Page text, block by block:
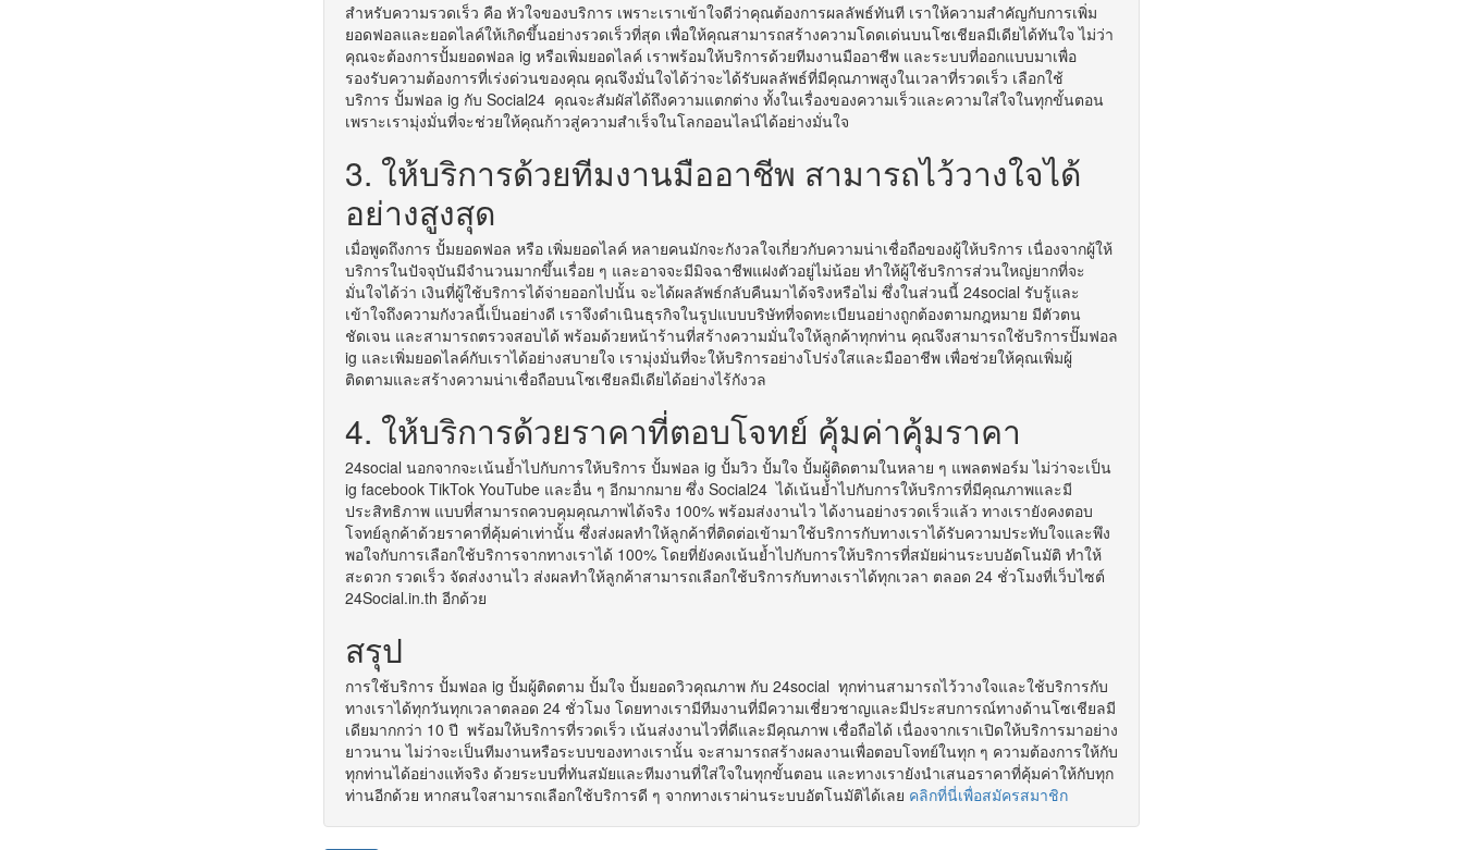
สำหรับความรวดเร็ว คือ หัวใจของบริการ เพราะเราเข้าใจดีว่าคุณต้องการผลลัพธ์ทันที เราให้ความสำคัญกับการเพิ่ม
ยอดฟอลและยอดไลค์ให้เกิดขึ้นอย่างรวดเร็วที่สุด เพื่อให้คุณสามารถสร้างความโดดเด่นบนโซเชียลมีเดียได้ทันใจ ไม่ว่า
คุณจะต้องการปั้มยอดฟอล ig หรือเพิ่มยอดไลค์ เราพร้อมให้บริการด้วยทีมงานมืออาชีพ และระบบที่ออกแบบมาเพื่อ
รองรับความต้องการที่เร่งด่วนของคุณ คุณจึงมั่นใจได้ว่าจะได้รับผลลัพธ์ที่มีคุณภาพสูงในเวลาที่รวดเร็ว เลือกใช้
บริการ ปั้มฟอล ig กับ Social24 คุณจะสัมผัสได้ถึงความแตกต่าง ทั้งในเรื่องของความเร็วและความใส่ใจในทุกขั้นตอน
เพราะเรามุ่งมั่นที่จะช่วยให้คุณก้าวสู่ความสำเร็จในโลกออนไลน์ได้อย่างมั่นใจ
3. ให้บริการด้วยทีมงานมืออาชีพ สามารถไว้วางใจได้
อย่างสูงสุด
เมื่อพูดถึงการ ปั้มยอดฟอล หรือ เพิ่มยอดไลค์ หลายคนมักจะกังวลใจเกี่ยวกับความน่าเชื่อถือของผู้ให้บริการ เนื่องจากผู้ให้
บริการในปัจจุบันมีจำนวนมากขึ้นเรื่อย ๆ และอาจจะมีมิจฉาชีพแฝงตัวอยู่ไม่น้อย ทำให้ผู้ใช้บริการส่วนใหญ่ยากที่จะ
มั่นใจได้ว่า เงินที่ผู้ใช้บริการได้จ่ายออกไปนั้น จะได้ผลลัพธ์กลับคืนมาได้จริงหรือไม่ ซึ่งในส่วนนี้ 24social รับรู้และ
เข้าใจถึงความกังวลนี้เป็นอย่างดี เราจึงดำเนินธุรกิจในรูปแบบบริษัทที่จดทะเบียนอย่างถูกต้องตามกฎหมาย มีตัวตน
ชัดเจน และสามารถตรวจสอบได้ พร้อมด้วยหน้าร้านที่สร้างความมั่นใจให้ลูกค้าทุกท่าน คุณจึงสามารถใช้บริการปั๊มฟอล
ig และเพิ่มยอดไลค์กับเราได้อย่างสบายใจ เรามุ่งมั่นที่จะให้บริการอย่างโปร่งใสและมืออาชีพ เพื่อช่วยให้คุณเพิ่มผู้
ติดตามและสร้างความน่าเชื่อถือบนโซเชียลมีเดียได้อย่างไร้กังวล
4. ให้บริการด้วยราคาที่ตอบโจทย์ คุ้มค่าคุ้มราคา
24social นอกจากจะเน้นย้ำไปกับการให้บริการ ปั้มฟอล ig ปั้มวิว ปั้มใจ ปั้มผู้ติดตามในหลาย ๆ แพลตฟอร์ม ไม่ว่าจะเป็น
ig facebook TikTok YouTube และอื่น ๆ อีกมากมาย ซึ่ง Social24 ได้เน้นย้ำไปกับการให้บริการที่มีคุณภาพและมี
ประสิทธิภาพ แบบที่สามารถควบคุมคุณภาพได้จริง 100% พร้อมส่งงานไว ได้งานอย่างรวดเร็วแล้ว ทางเรายังคงตอบ
โจทย์ลูกค้าด้วยราคาที่คุ้มค่าเท่านั้น ซึ่งส่งผลทำให้ลูกค้าที่ติดต่อเข้ามาใช้บริการกับทางเราได้รับความประทับใจและพึง
พอใจกับการเลือกใช้บริการจากทางเราได้ 100% โดยที่ยังคงเน้นย้ำไปกับการให้บริการที่สมัยผ่านระบบอัตโนมัติ ทำให้
สะดวก รวดเร็ว จัดส่งงานไว ส่งผลทำให้ลูกค้าสามารถเลือกใช้บริการกับทางเราได้ทุกเวลา ตลอด 24 ชั่วโมงที่เว็บไซต์
24Social.in.th อีกด้วย
สรุป
การใช้บริการ ปั้มฟอล ig ปั้มผู้ติดตาม ปั้มใจ ปั้มยอดวิวคุณภาพ กับ 24social ทุกท่านสามารถไว้วางใจและใช้บริการกับ
ทางเราได้ทุกวันทุกเวลาตลอด 24 ชั่วโมง โดยทางเรามีทีมงานที่มีความเชี่ยวชาญและมีประสบการณ์ทางด้านโซเชียลมี
เดียมากกว่า 10 ปี พร้อมให้บริการที่รวดเร็ว เน้นส่งงานไวที่ดีและมีคุณภาพ เชื่อถือได้ เนื่องจากเราเปิดให้บริการมาอย่าง
ยาวนาน ไม่ว่าจะเป็นทีมงานหรือระบบของทางเรานั้น จะสามารถสร้างผลงานเพื่อตอบโจทย์ในทุก ๆ ความต้องการให้กับ
ทุกท่านได้อย่างแท้จริง ด้วยระบบที่ทันสมัยและทีมงานที่ใส่ใจในทุกขั้นตอน และทางเรายังนำเสนอราคาที่คุ้มค่าให้กับทุก
ท่านอีกด้วย หากสนใจสามารถเลือกใช้บริการดี ๆ จากทางเราผ่านระบบอัตโนมัติได้เลย คลิกที่นี่เพื่อสมัครสมาชิก